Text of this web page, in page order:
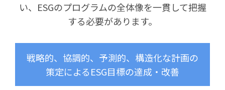
い、ESGのプログラムの全体像を一貫して把握
する必要があります。
戦略的、協調的、予測的、構造化な計画の
策定によるESG目標の達成・改善